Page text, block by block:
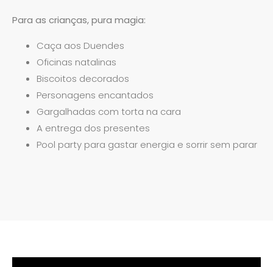
Para as crianças, pura magia:
Caça aos Duendes
Oficinas natalinas
Biscoitos decorados
Personagens encantados
Gargalhadas com torta na cara
A entrega dos presentes
Pool party para gastar energia e sorrir sem parar